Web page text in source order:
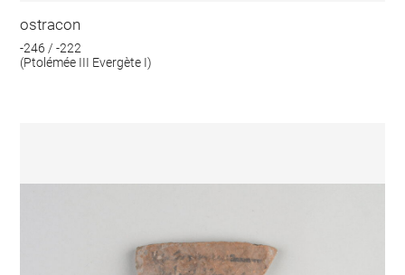
ostracon
-246 / -222
(Ptolémée III Evergète I)